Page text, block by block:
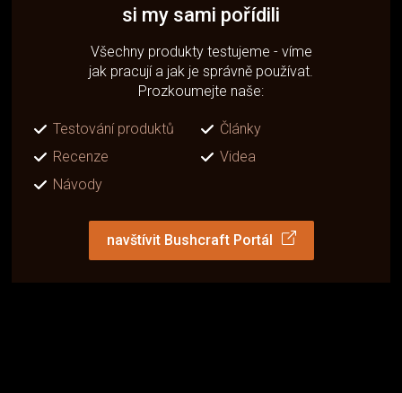
si my sami pořídili
Všechny produkty testujeme - víme
jak pracují a jak je správně používat.
Prozkoumejte naše:
Testování produktů
Články
Recenze
Videa
Návody
navštívit Bushcraft Portál